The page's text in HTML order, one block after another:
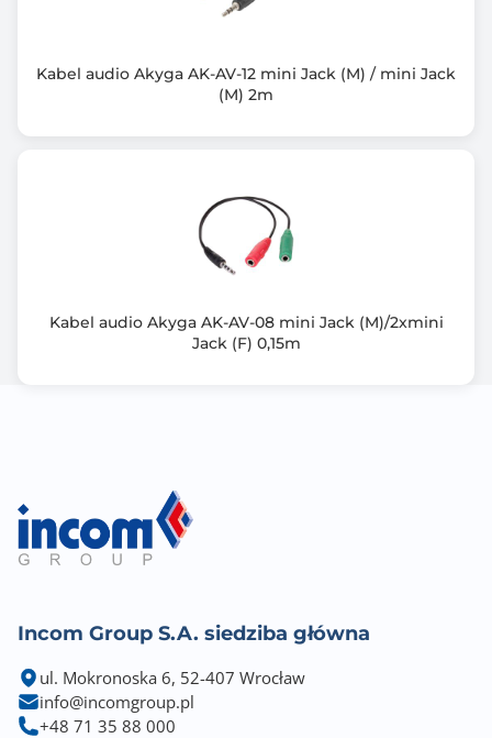
Kabel audio Akyga AK-AV-12 mini Jack (M) / mini Jack
(M) 2m
Kabel audio Akyga AK-AV-08 mini Jack (M)/2xmini
Jack (F) 0,15m
Incom Group S.A. siedziba główna
ul. Mokronoska 6, 52-407 Wrocław
info@incomgroup.pl
+48 71 35 88 000